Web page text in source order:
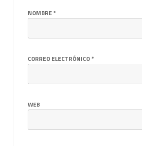
NOMBRE*
CORREO ELECTRÓNICO*
WEB